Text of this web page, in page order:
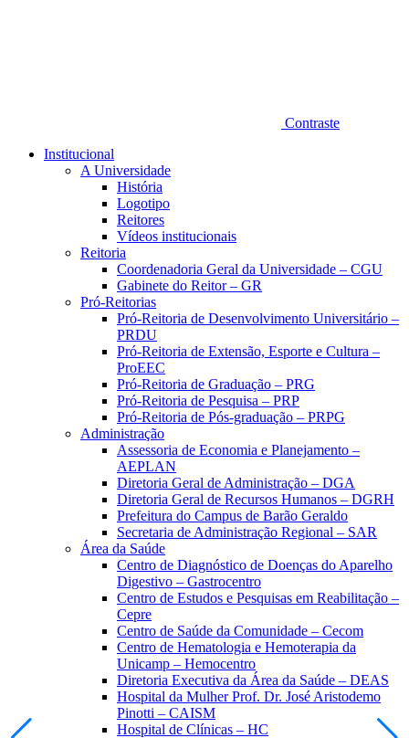
Contraste
Institucional
A Universidade
História
Logotipo
Reitores
Vídeos institucionais
Reitoria
Coordenadoria Geral da Universidade – CGU
Gabinete do Reitor – GR
Pró-Reitorias
Pró-Reitoria de Desenvolvimento Universitário –
PRDU
Pró-Reitoria de Extensão, Esporte e Cultura –
ProEEC
Pró-Reitoria de Graduação – PRG
Pró-Reitoria de Pesquisa – PRP
Pró-Reitoria de Pós-graduação – PRPG
Administração
Assessoria de Economia e Planejamento –
AEPLAN
Diretoria Geral de Administração – DGA
Diretoria Geral de Recursos Humanos – DGRH
Prefeitura do Campus de Barão Geraldo
Secretaria de Administração Regional – SAR
Área da Saúde
Centro de Diagnóstico de Doenças do Aparelho
Digestivo – Gastrocentro
Centro de Estudos e Pesquisas em Reabilitação –
Cepre
Centro de Saúde da Comunidade – Cecom
Centro de Hematologia e Hemoterapia da
Unicamp – Hemocentro
Diretoria Executiva da Área da Saúde – DEAS
Hospital da Mulher Prof. Dr. José Aristodemo
Pinotti – CAISM
Hospital de Clínicas – HC